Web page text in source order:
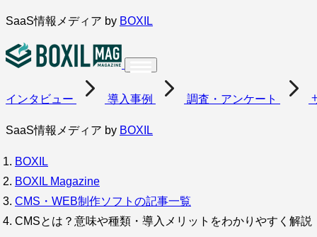
内
を
キ
SaaS情報メディア by BOXIL
インタビュー 導入事例 調査・アンケート
SaaS情報メディア by BOXIL
BOXIL
BOXIL Magazine
CMS・WEB制作ソフトの記事一覧
CMSとは？意味や種類・導入メリットをわかりやすく解説